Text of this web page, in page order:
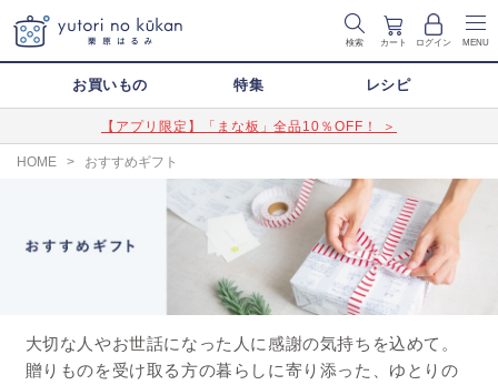
検索 カート ログイン MENU
お買いもの 特集 レシピ
【アプリ限定】「まな板」全品10％OFF！ ＞
HOME > おすすめギフト
大切な人やお世話になった人に感謝の気持ちを込めて。
贈りものを受け取る方の暮らしに寄り添った、ゆとりの